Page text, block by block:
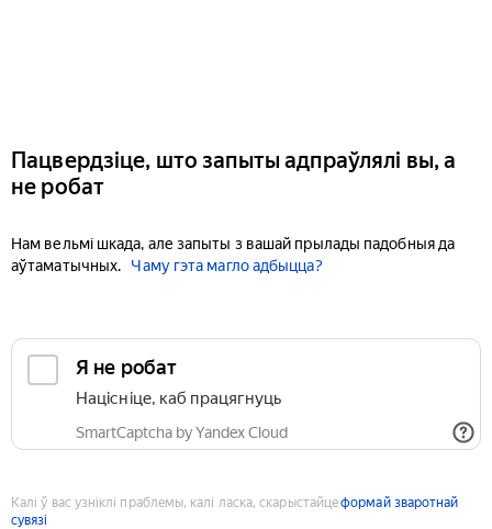
Пацвердзіце, што запыты адпраўлялі вы, а
не робат
Нам вельмі шкада, але запыты з вашай прылады падобныя да
аўтаматычных.
Чаму гэта магло адбыцца?
Я не робат
Націсніце, каб працягнуць
SmartCaptcha by Yandex Cloud
Калі ў вас узніклі праблемы, калі ласка, скарыстайцеформай зваротнай
сувязі